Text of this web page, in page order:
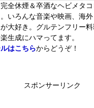
全休煙＆卒酒なヘビメタ
いろんな音楽や映画、海
大好き。グルテンフリー
生成にハマってます。
はこちらからどうぞ！
スポンサーリンク